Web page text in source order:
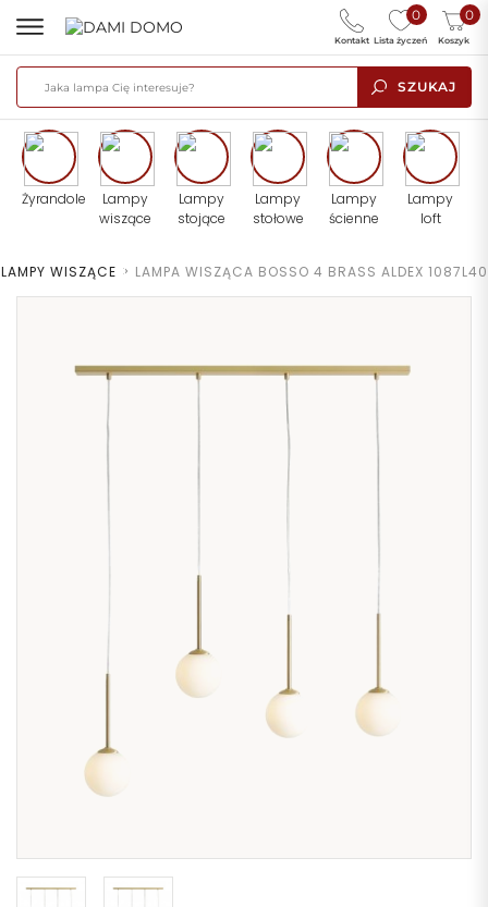
SZUKAJ
0
Lista życzeń
0
Koszyk
Kontakt
Żyrandole
Lampy
wiszące
Lampy
stojące
Lampy
stołowe
Lampy
ścienne
Lampy
loft
LAMPY WISZĄCE > LAMPA WISZĄCA BOSSO 4 BRASS ALDEX 1087L40